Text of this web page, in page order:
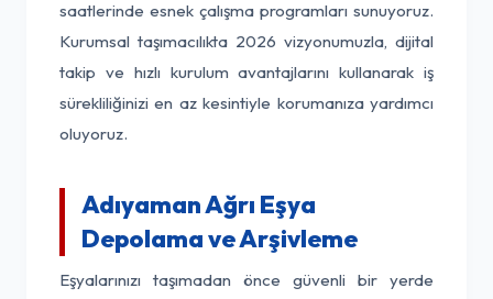
saatlerinde esnek çalışma programları sunuyoruz.
Kurumsal taşımacılıkta 2026 vizyonumuzla, dijital
takip ve hızlı kurulum avantajlarını kullanarak iş
sürekliliğinizi en az kesintiyle korumanıza yardımcı
oluyoruz.
Adıyaman Ağrı Eşya
Depolama ve Arşivleme
Eşyalarınızı taşımadan önce güvenli bir yerde